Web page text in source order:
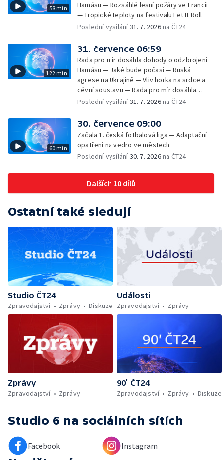
58 min
Hamásu — Rozsáhlé lesní požáry ve Francii
— Tropické teploty na festivalu Let It Roll
Poslední vysílání31. 7. 2026na ČT24
122 min
31. července 06:59
Rada pro mír dosáhla dohody o odzbrojení
Hamásu — Jaké bude počasí — Ruská
agrese na Ukrajině — Vliv horka na srdce a
cévní soustavu — Rada pro mír dosáhla
dohody o odzbrojení Hamásu — Dokument
začíná výplata superdávky — Tropické
teploty zatěžují i volně žijící zvířata
Poslední vysílání31. 7. 2026na ČT24
60 min
30. července 09:00
Začala 1. česká fotbalová liga — Adaptační
opatření na vedro ve městech
Poslední vysílání30. 7. 2026na ČT24
Dalších 10 dílů
Ostatní také sledují
Studio ČT24
Zpravodajství
Zprávy Diskuze
Události
Zpravodajství
Zprávy
Zprávy
Zpravodajství
Zprávy
90’ ČT24
Zpravodajství
Zprávy Diskuze
Studio 6 na sociálních sítích
Facebook Instagram